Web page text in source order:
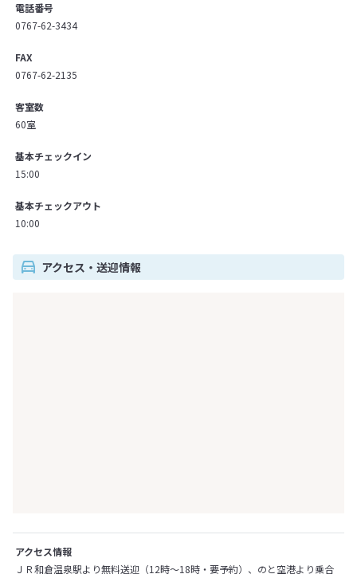
電話番号
0767-62-3434
FAX
0767-62-2135
客室数
60室
基本チェックイン
15:00
基本チェックアウト
10:00
アクセス・送迎情報
アクセス情報
ＪＲ和倉温泉駅より無料送迎（12時～18時・要予約）、のと空港より乗合